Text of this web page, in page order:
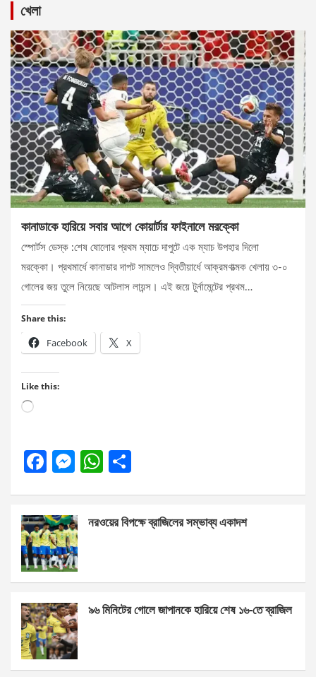
খেলা
কানাডাকে হারিয়ে সবার আগে কোয়ার্টার ফাইনালে মরক্কো
স্পোর্টস ডেস্ক :শেষ ষোলোর প্রথম ম্যাচে দাপুটে এক ম্যাচ উপহার দিলো
মরক্কো। প্রথমার্ধে কানাডার দাপট সামলেও দ্বিতীয়ার্ধে আক্রমণাত্মক খেলায় ৩-০
গোলের জয় তুলে নিয়েছে আটলাস লায়ন্স। এই জয়ে টুর্নামেন্টের প্রথম…
Share this:
Facebook X
Like this:
Loading…
F
b
o
o
k
M
n
g
er
W
s
p
e
নরওয়ের বিপক্ষে ব্রাজিলের সম্ভাব্য একাদশ
৯৬ মিনিটের গোলে জাপানকে হারিয়ে শেষ ১৬-তে ব্রাজিল